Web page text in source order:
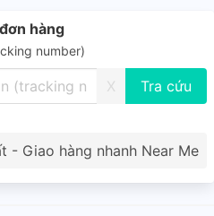
hàng
number)
X
- Giao hàng nhanh Near Me